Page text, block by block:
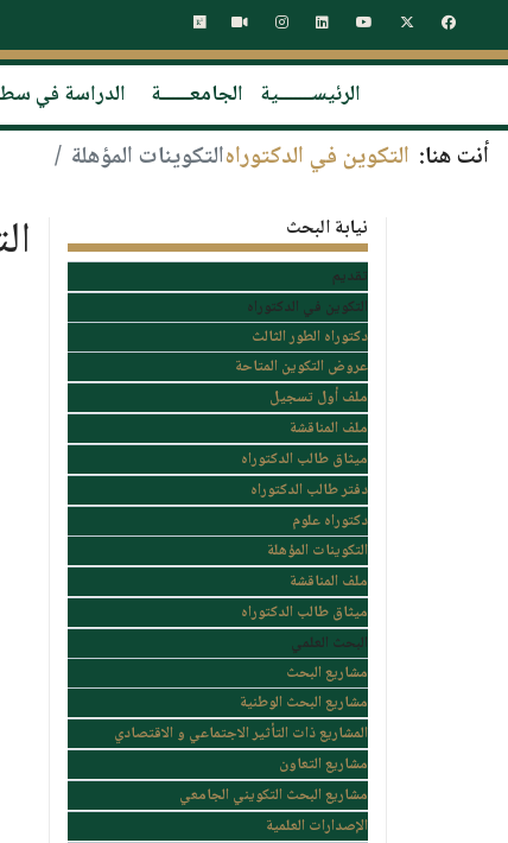
الرئيســـــــية الجامعــــــة الدراسة في
أنت هنا: التكوين في الدكتوراهالتكوينات المؤهلة
نيابة البحث
تقديم
التكوين في الدكتوراه
دكتوراه الطور الثالث
عروض التكوين المتاحة
ملف أول تسجيل
ملف المناقشة
ميثاق طالب الدكتوراه
دفتر طالب الدكتوراه
دكتوراه علوم
التكوينات المؤهلة
ملف المناقشة
ميثاق طالب الدكتوراه
البحث العلمي
مشاريع البحث
مشاريع البحث الوطنية
المشاريع ذات التأثير الاجتماعي و الاقتصادي
مشاريع التعاون
مشاريع البحث التكويني الجامعي
الإصدارات العلمية